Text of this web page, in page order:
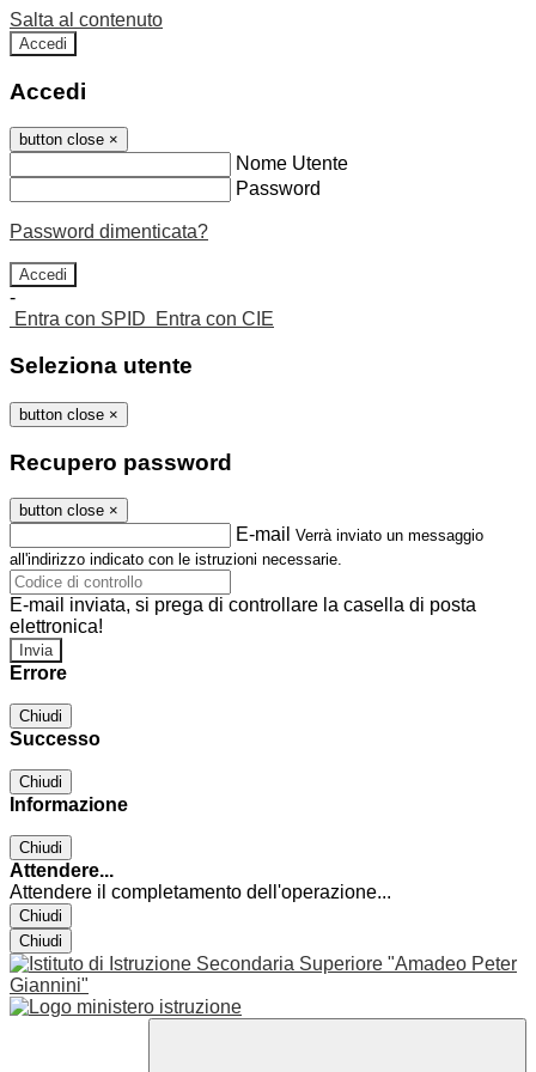
Salta al contenuto
Accedi
Accedi
button close ×
Nome Utente
Password
Password dimenticata?
-
Entra con SPID
Entra con CIE
Seleziona utente
button close ×
Recupero password
button close ×
E-mail Verrà inviato un messaggio
all'indirizzo indicato con le istruzioni necessarie.
E-mail inviata, si prega di controllare la casella di posta
elettronica!
Errore
Chiudi
Successo
Chiudi
Informazione
Chiudi
Attendere...
Attendere il completamento dell'operazione...
Chiudi
Chiudi